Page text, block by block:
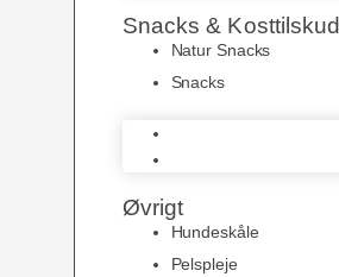
Snacks & Kosttilskud
Natur Snacks
Snacks
Øvrigt
Hundeskåle
Pelspleje